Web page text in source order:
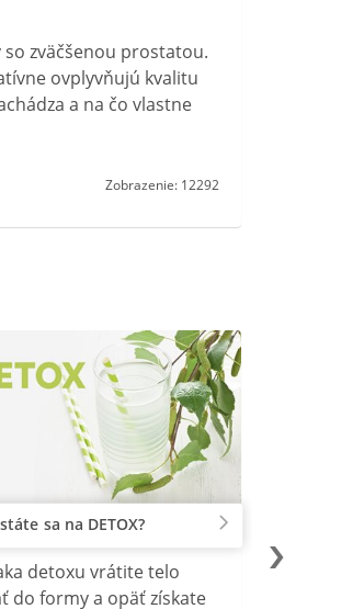
zväčšenou prostatou.
ovplyvňujú kvalitu
a na čo vlastne
Zobrazenie: 12292
sa na DETOX?
detoxu vrátite telo
do formy a opäť získate